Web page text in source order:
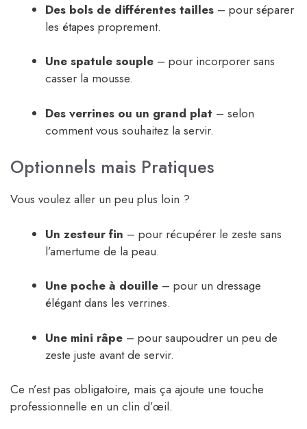
Des bols de différentes tailles – pour séparer
les étapes proprement.
Une spatule souple – pour incorporer sans
casser la mousse.
Des verrines ou un grand plat – selon
comment vous souhaitez la servir.
Optionnels mais Pratiques
Vous voulez aller un peu plus loin ?
Un zesteur fin – pour récupérer le zeste sans
l’amertume de la peau.
Une poche à douille – pour un dressage
élégant dans les verrines.
Une mini râpe – pour saupoudrer un peu de
zeste juste avant de servir.
Ce n’est pas obligatoire, mais ça ajoute une touche
professionnelle en un clin d’œil.